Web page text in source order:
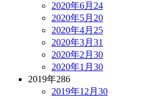
2020年6月 24
2020年5月 20
2020年4月 25
2020年3月 31
2020年2月 30
2020年1月 30
2019年286
2019年12月 30